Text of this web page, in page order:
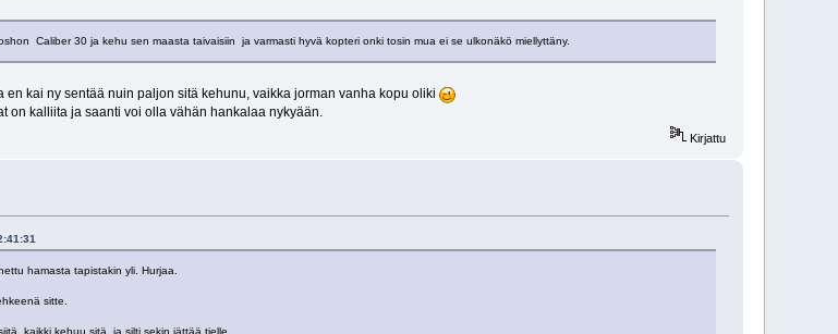
Caliber 30 ja kehu sen maasta taivaisiin ja varmasti hyvä kopteri onki tosin mua ei se ulkonäkö miellyttäny.
kai ny sentää nuin paljon sitä kehunu, vaikka jorman vanha kopu oliki
on kalliita ja saanti voi olla vähän hankalaa nykyään.
Kirjattu
hamasta tapistakin yli. Hurjaa.
sitte.
kaikki kehuu sitä, ja silti sekin jättää tielle.